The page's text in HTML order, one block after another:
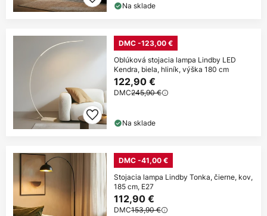
Na sklade
DMC -123,00 €
Oblúková stojacia lampa Lindby LED
Kendra, biela, hliník, výška 180 cm
122,90 €
DMC245,90 €
Na sklade
DMC -41,00 €
Stojacia lampa Lindby Tonka, čierne, kov,
185 cm, E27
112,90 €
DMC153,90 €